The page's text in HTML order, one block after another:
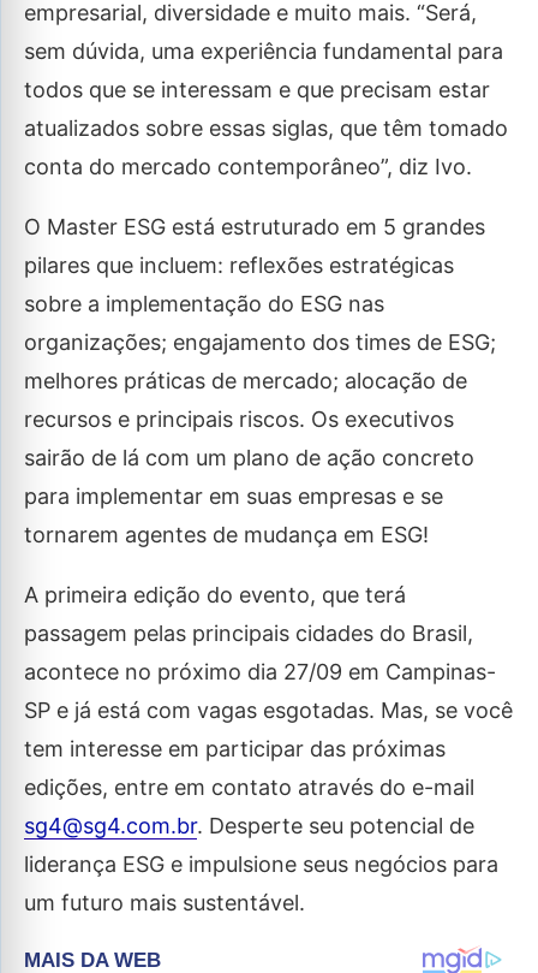
empresarial, diversidade e muito mais. “Será,
sem dúvida, uma experiência fundamental para
todos que se interessam e que precisam estar
atualizados sobre essas siglas, que têm tomado
conta do mercado contemporâneo”, diz Ivo.
O Master ESG está estruturado em 5 grandes
pilares que incluem: reflexões estratégicas
sobre a implementação do ESG nas
organizações; engajamento dos times de ESG;
melhores práticas de mercado; alocação de
recursos e principais riscos. Os executivos
sairão de lá com um plano de ação concreto
para implementar em suas empresas e se
tornarem agentes de mudança em ESG!
A primeira edição do evento, que terá
passagem pelas principais cidades do Brasil,
acontece no próximo dia 27/09 em Campinas-
SP e já está com vagas esgotadas. Mas, se você
tem interesse em participar das próximas
edições, entre em contato através do e-mail
sg4@sg4.com.br. Desperte seu potencial de
liderança ESG e impulsione seus negócios para
um futuro mais sustentável.